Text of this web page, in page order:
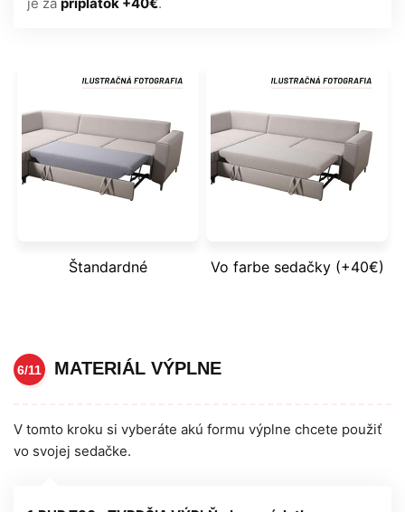
Štandardné Vo farbe sedačky (+40€)
6/11 MATERIÁL VÝPLNE
V tomto kroku si vyberáte akú formu výplne chcete použiť
vo svojej sedačke.